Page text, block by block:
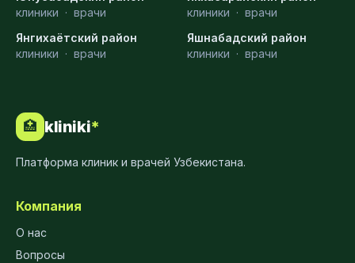
клиники · врачи
клиники · врачи
Янгихаётский район
клиники · врачи
Яшнабадский район
клиники · врачи
🏥 kliniki*
Платформа клиник и врачей Узбекистана.
Компания
О нас
Вопросы